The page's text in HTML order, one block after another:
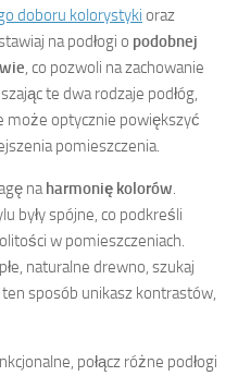
doboru kolorystyki oraz
na podłogi o podobnej
, co pozwoli na zachowanie
te dwa rodzaje podłóg,
może optycznie powiększyć
pomieszczenia.
na harmonię kolorów
były spójne, co podkreśli
w pomieszczeniach.
naturalne drewno, szukaj
sposób unikasz kontrastów,
połącz różne podłogi